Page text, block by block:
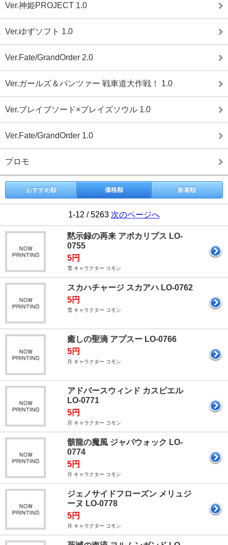
Ver.神姫PROJECT 1.0
Ver.ゆずソフト 1.0
Ver.Fate/GrandOrder 2.0
Ver.ガールズ＆パンツァー 戦車道大作戦！ 1.0
Ver.ブレイブソード×ブレイズソウル 1.0
Ver.Fate/GrandOrder 1.0
プロモ
おすすめ順 価格順 新着順
1-12 / 5263 次のページへ
黙示録の再来 アポカリプス LO-
0755
5円
雪 キャラクター コモン
スカハチャージ スカアハ LO-0762
5円
雪 キャラクター コモン
癒しの聖滴 アプスー LO-0766
5円
月 キャラクター コモン
アドバースウィンド カスピエル
LO-0771
5円
月 キャラクター コモン
骸龍の魔風 ジャバウォック LO-
0774
5円
月 キャラクター コモン
ジェノサイドフローズン メリュジ
ーヌ LO-0778
5円
月 キャラクター コモン